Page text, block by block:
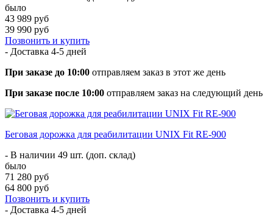
было
43 989 руб
39 990 руб
Позвонить и купить
- Доставка 4-5 дней
При заказе до 10:00 отправляем заказ в этот же день
При заказе после 10:00 отправляем заказ на следующий день
Беговая дорожка для реабилитации UNIX Fit RE-900
- В наличии 49 шт. (доп. склад)
было
71 280 руб
64 800 руб
Позвонить и купить
- Доставка 4-5 дней